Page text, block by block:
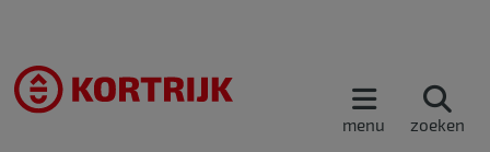
menu zoeken